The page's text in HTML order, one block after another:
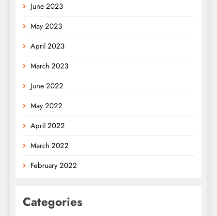
June 2023
May 2023
April 2023
March 2023
June 2022
May 2022
April 2022
March 2022
February 2022
Categories